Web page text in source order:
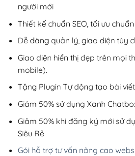
người mới
Thiết kế chuẩn SEO, tối ưu
Dễ dàng quản lý, giao diện tùy
Giao diện hiển thị đẹp trên mọi
mobile).
Tặng Plugin Tự động tạo bài
Giảm 50% sử dụng Xanh
Giảm 50% khi đăng ký mới sử
Siêu Rẻ
Gói hỗ trợ tư vấn nâng cao